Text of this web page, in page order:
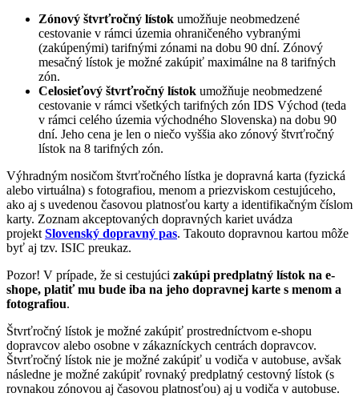
Zónový štvrťročný lístok umožňuje neobmedzené
cestovanie v rámci územia ohraničeného vybranými
(zakúpenými) tarifnými zónami na dobu 90 dní. Zónový
mesačný lístok je možné zakúpiť maximálne na 8 tarifných
zón.
Celosieťový štvrťročný lístok umožňuje neobmedzené
cestovanie v rámci všetkých tarifných zón IDS Východ (teda
v rámci celého územia východného Slovenska) na dobu 90
dní. Jeho cena je len o niečo vyššia ako zónový štvrťročný
lístok na 8 tarifných zón.
Výhradným nosičom štvrťročného lístka je dopravná karta (fyzická
alebo virtuálna) s fotografiou, menom a priezviskom cestujúceho,
ako aj s uvedenou časovou platnosťou karty a identifikačným číslom
karty. Zoznam akceptovaných dopravných kariet uvádza
projekt Slovenský dopravný pas. Takouto dopravnou kartou môže
byť aj tzv. ISIC preukaz.
Pozor! V prípade, že si cestujúci zakúpi predplatný lístok na e-
shope, platiť mu bude iba na jeho dopravnej karte s menom a
fotografiou.
Štvrťročný lístok je možné zakúpiť prostredníctvom e-shopu
dopravcov alebo osobne v zákazníckych centrách dopravcov.
Štvrťročný lístok nie je možné zakúpiť u vodiča v autobuse, avšak
následne je možné zakúpiť rovnaký predplatný cestovný lístok (s
rovnakou zónovou aj časovou platnosťou) aj u vodiča v autobuse.